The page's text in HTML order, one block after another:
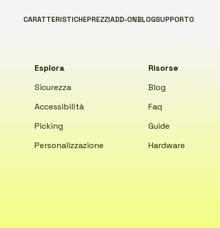
CARATTERISTICHEPREZZIADD-ONBLOGSUPPORTO
Esplora
Sicurezza
Accessibilità
Picking
Personalizzazione
Risorse
Blog
Faq
Guide
Hardware